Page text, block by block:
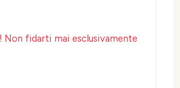
Non fidarti mai esclusivamente